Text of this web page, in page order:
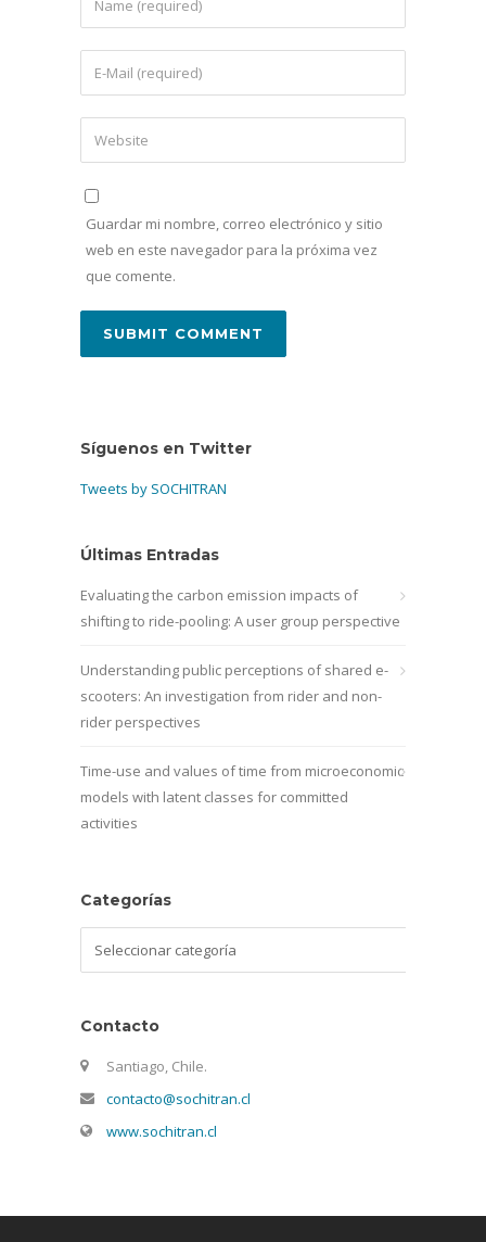
Guardar mi nombre, correo electrónico y sitio
web en este navegador para la próxima vez
que comente.
Síguenos en Twitter
Tweets by SOCHITRAN
Últimas Entradas
Evaluating the carbon emission impacts of
shifting to ride-pooling: A user group perspective
Understanding public perceptions of shared e-
scooters: An investigation from rider and non-
rider perspectives
Time-use and values of time from microeconomic
models with latent classes for committed
activities
Categorías
Contacto
Santiago, Chile.
contacto@sochitran.cl
www.sochitran.cl